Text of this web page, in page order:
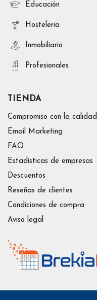
Educación
Hosteleria
Inmobiliario
Profesionales
TIENDA
Compromiso con la calidad
Email Marketing
FAQ
Estadísticas de empresas
Descuentos
Reseñas de clientes
Condiciones de compra
Aviso legal